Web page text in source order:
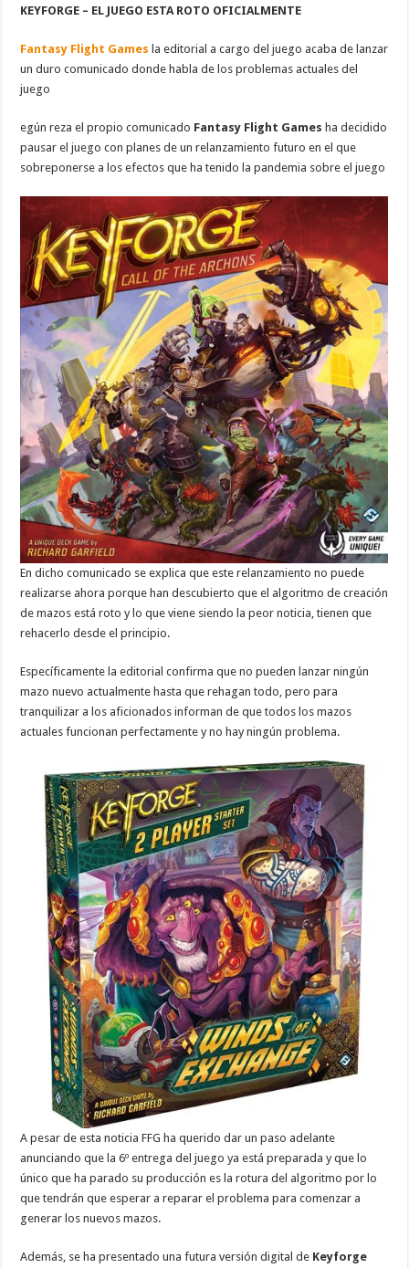
KEYFORGE – EL JUEGO ESTA ROTO OFICIALMENTE
Fantasy Flight Games la editorial a cargo del juego acaba de lanzar
un duro comunicado donde habla de los problemas actuales del
juego
egún reza el propio comunicado Fantasy Flight Games ha decidido
pausar el juego con planes de un relanzamiento futuro en el que
sobreponerse a los efectos que ha tenido la pandemia sobre el juego
En dicho comunicado se explica que este relanzamiento no puede
realizarse ahora porque han descubierto que el algoritmo de creación
de mazos está roto y lo que viene siendo la peor noticia, tienen que
rehacerlo desde el principio.
Específicamente la editorial confirma que no pueden lanzar ningún
mazo nuevo actualmente hasta que rehagan todo, pero para
tranquilizar a los aficionados informan de que todos los mazos
actuales funcionan perfectamente y no hay ningún problema.
A pesar de esta noticia FFG ha querido dar un paso adelante
anunciando que la 6º entrega del juego ya está preparada y que lo
único que ha parado su producción es la rotura del algoritmo por lo
que tendrán que esperar a reparar el problema para comenzar a
generar los nuevos mazos.
Además, se ha presentado una futura versión digital de Keyforge